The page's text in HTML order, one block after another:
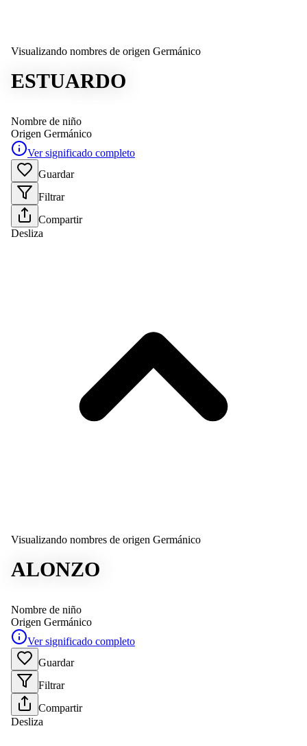
Visualizando nombres de origen Germánico
ESTUARDO
Nombre de niño
Origen Germánico
Ver significado completo
Guardar
Filtrar
Compartir
Desliza
Visualizando nombres de origen Germánico
ALONZO
Nombre de niño
Origen Germánico
Ver significado completo
Guardar
Filtrar
Compartir
Desliza